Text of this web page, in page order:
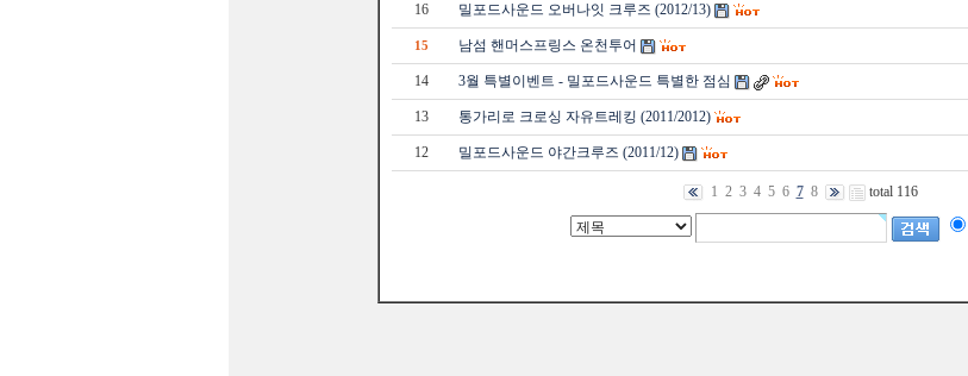
16 밀포드사운드 오버나잇 크루즈 (2012/13)
15 남섬 핸머스프링스 온천투어
14 3월 특별이벤트 - 밀포드사운드 특별한 점심
13 통가리로 크로싱 자유트레킹 (2011/2012)
12 밀포드사운드 야간크루즈 (2011/12)
1 2 3 4 5 6 7 8 total 116